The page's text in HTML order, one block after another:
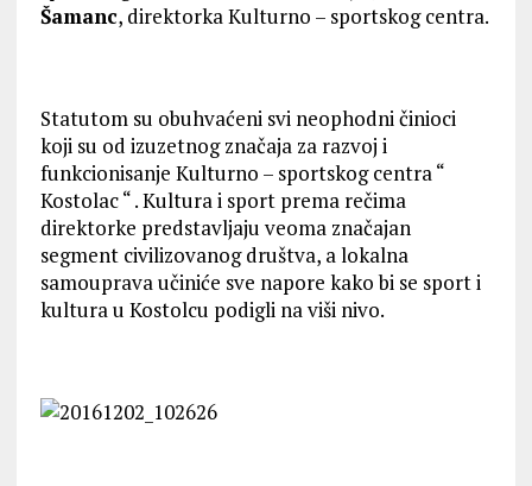
Šamanc, direktorka Kulturno – sportskog centra.
Statutom su obuhvaćeni svi neophodni činioci
koji su od izuzetnog značaja za razvoj i
funkcionisanje Kulturno – sportskog centra “
Kostolac “ . Kultura i sport prema rečima
direktorke predstavljaju veoma značajan
segment civilizovanog društva, a lokalna
samouprava učiniće sve napore kako bi se sport i
kultura u Kostolcu podigli na viši nivo.